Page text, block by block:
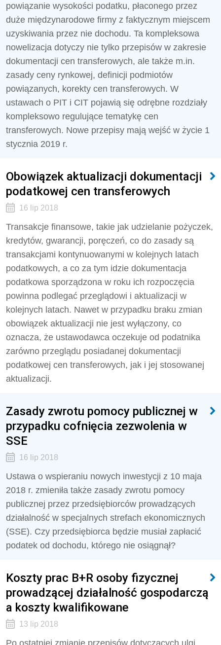
powiązanie wysokości podatku, płaconego przez
duże międzynarodowe firmy z faktycznym miejscem
uzyskiwania przez nie dochodu. Ta kompleksowa
nowelizacja dotyczy nie tylko przepisów w zakresie
dokumentacji cen transferowych, ale także m.in.
zasady ceny rynkowej, definicji podmiotów
powiązanych, korekty cen transferowych. W
ustawach o PIT i CIT pojawią się odrębne rozdziały
kompleksowo regulujące tematykę cen
transferowych. Nowe przepisy mają wejść w życie 1
stycznia 2019 r.
Obowiązek aktualizacji dokumentacji
podatkowej cen transferowych
16 lip 2018
Transakcje finansowe, takie jak udzielanie pożyczek,
kredytów, gwarancji, poręczeń, co do zasady są
transakcjami kontynuowanymi w kolejnych latach
podatkowych, a co za tym idzie dokumentacja
podatkowa sporządzona w roku ich rozpoczęcia
powinna podlegać przeglądowi i aktualizacji w
kolejnych latach. Nawet w przypadku braku zmian
obowiązek aktualizacji nie jest wyłączony, co
oznacza, że ustawodawca oczekuje od podatnika
zarówno przeglądu posiadanej dokumentacji
podatkowej cen transferowych, jak i jej stosowanej
aktualizacji.
Zasady zwrotu pomocy publicznej w
przypadku cofnięcia zezwolenia w
SSE
16 lip 2018
Ustawa o wspieraniu nowych inwestycji z 10 maja
2018 r. zmieniła także zasady zwrotu pomocy
publicznej przez przedsiębiorców prowadzących
działalność w specjalnych strefach ekonomicznych
(SSE). Czy przedsiębiorca będzie musiał zapłacić
podatek od dochodu, którego nie osiągnął?
Koszty prac B+R osoby fizycznej
prowadzącej działalność gospodarczą
a koszty kwalifikowane
13 lip 2018
Po ostatniej zmianie przepisów dotyczących ulgi